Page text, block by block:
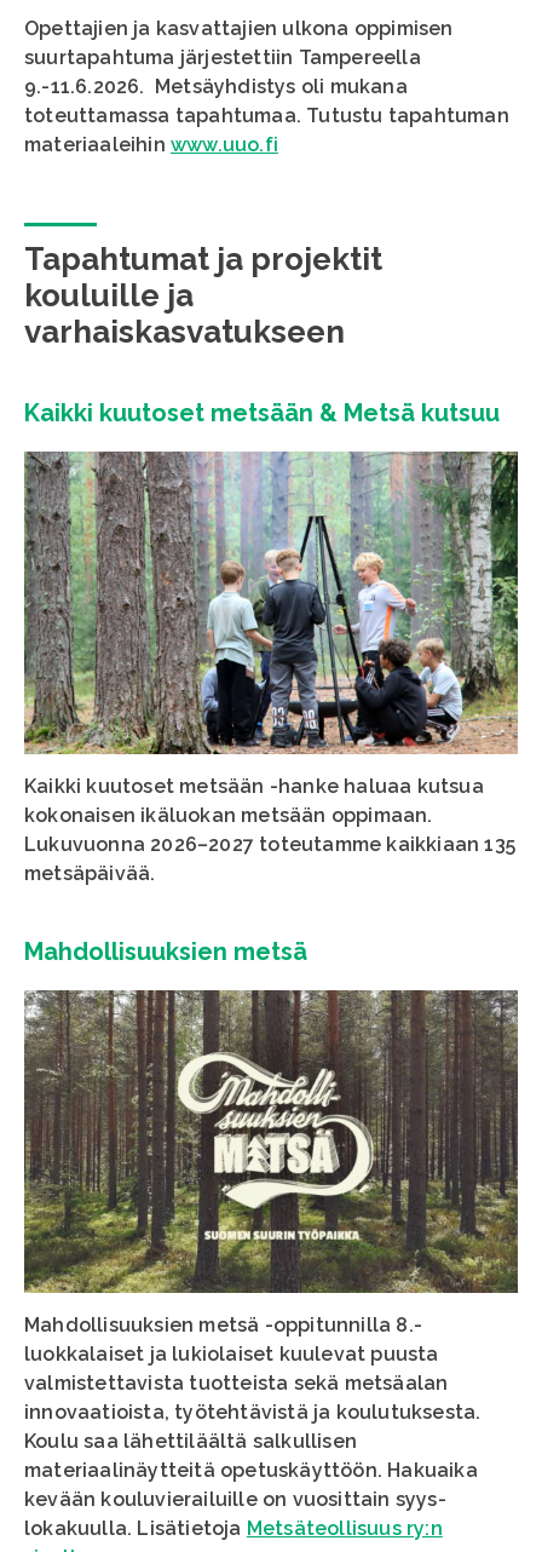
Opettajien ja kasvattajien ulkona oppimisen
suurtapahtuma järjestettiin Tampereella
9.-11.6.2026. Metsäyhdistys oli mukana
toteuttamassa tapahtumaa. Tutustu tapahtuman
materiaaleihin www.uuo.fi
Tapahtumat ja projektit
kouluille ja
varhaiskasvatukseen
Kaikki kuutoset metsään & Metsä kutsuu
Kaikki kuutoset metsään -hanke haluaa kutsua
kokonaisen ikäluokan metsään oppimaan.
Lukuvuonna 2026–2027 toteutamme kaikkiaan 135
metsäpäivää.
Mahdollisuuksien metsä
Mahdollisuuksien metsä -oppitunnilla 8.-
luokkalaiset ja lukiolaiset kuulevat puusta
valmistettavista tuotteista sekä metsäalan
innovaatioista, työtehtävistä ja koulutuksesta.
Koulu saa lähettiläältä salkullisen
materiaalinäytteitä opetuskäyttöön. Hakuaika
kevään kouluvierailuille on vuosittain syys-
lokakuulla. Lisätietoja Metsäteollisuus ry:n